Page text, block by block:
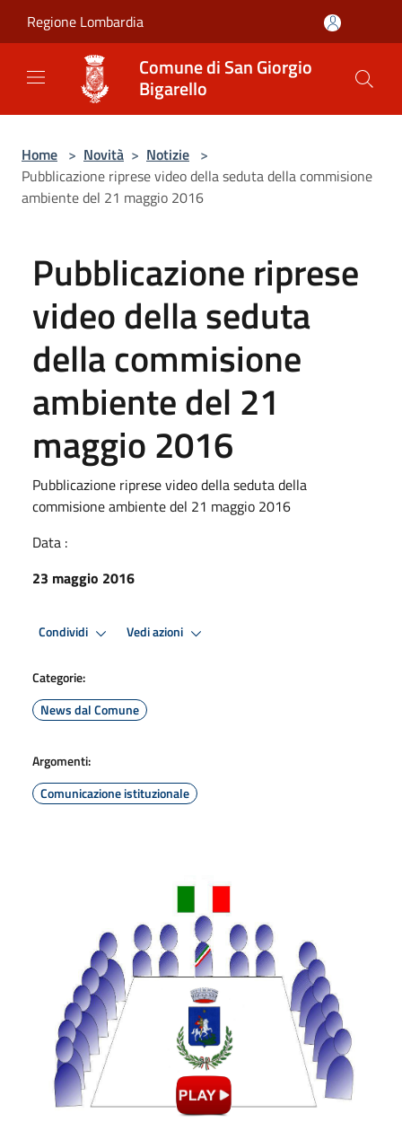
Regione Lombardia
Comune di San Giorgio
Bigarello
Home > Novità > Notizie >
Pubblicazione riprese video della seduta della commisione
ambiente del 21 maggio 2016
Pubblicazione riprese
video della seduta
della commisione
ambiente del 21
maggio 2016
Pubblicazione riprese video della seduta della
commisione ambiente del 21 maggio 2016
Data :
23 maggio 2016
Condividi Vedi azioni
Categorie:
News dal Comune
Argomenti:
Comunicazione istituzionale